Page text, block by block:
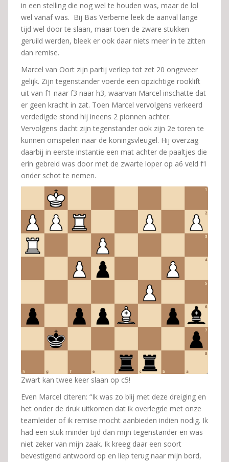
in een stelling die nog wel te houden was, maar de lol
wel vanaf was. Bij Bas Verberne leek de aanval lange
tijd wel door te slaan, maar toen de zware stukken
geruild werden, bleek er ook daar niets meer in te zitten
dan remise.
Marcel van Oort zijn partij verliep tot zet 20 ongeveer
gelijk. Zijn tegenstander voerde een opzichtige rooklift
uit van f1 naar f3 naar h3, waarvan Marcel inschatte dat
er geen kracht in zat. Toen Marcel vervolgens verkeerd
verdedigde stond hij ineens 2 pionnen achter.
Vervolgens dacht zijn tegenstander ook zijn 2e toren te
kunnen omspelen naar de koningsvleugel. Hij overzag
daarbij in eerste instantie een mat achter de paaltjes die
erin gebreid was door met de zwarte loper op a6 veld f1
onder schot te nemen.
Zwart kan twee keer slaan op c5!
Even Marcel citeren: “Ik was zo blij met deze dreiging en
het onder de druk uitkomen dat ik overlegde met onze
teamleider of ik remise mocht aanbieden indien nodig. Ik
had een stuk minder tijd dan mijn tegenstander en was
niet zeker van mijn zaak. Ik kreeg daar een soort
bevestigend antwoord op en liep terug naar mijn bord,